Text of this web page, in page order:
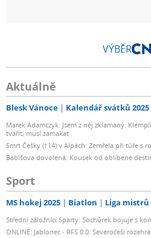
VÝBĚR
Aktuálně
Blesk Vánoce Kalendář svátků 2025
Marek Adamczyk: Jsem z něj zklamaný.
tvářit, musí zamakat
Smrt Češky (†14) v Alpách: Zemřela při túře s
Babišova dovolená: Kousek od oblíbené
Sport
MS hokej 2025 Biatlon Liga mistrů
Střední záložníci Sparty: Sochůrek bojuje s
ONLINE: Jablonec - RFS 0:0. Severočeši